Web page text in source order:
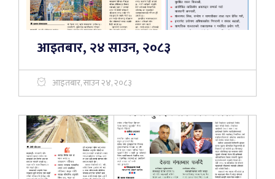
आइतबार, २४ साउन, २०८३
आइतबार, साउन २४, २०८३